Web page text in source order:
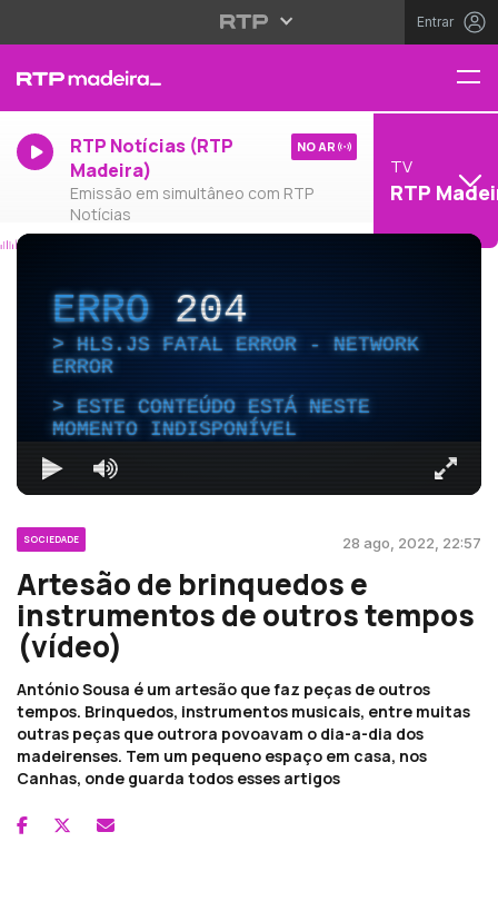
Entrar
RTP Notícias (RTP
Madeira)
Emissão em simultâneo com RTP
Notícias
NO AR
TV
RTP
ERRO204
HLS.JS FATAL ERROR - NETWORK
ERROR
ESTE CONTEÚDO ESTÁ NESTE
MOMENTO INDISPONÍVEL
SOCIEDADE 28 ago, 2022, 22:57
Artesão de brinquedos e
instrumentos de outros tempos
(vídeo)
António Sousa é um artesão que faz peças de outros
tempos. Brinquedos, instrumentos musicais, entre muitas
outras peças que outrora povoavam o dia-a-dia dos
madeirenses. Tem um pequeno espaço em casa, nos
Canhas, onde guarda todos esses artigos